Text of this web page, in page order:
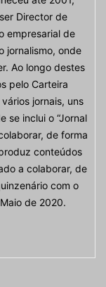
Director de
empresarial de
jornalismo, onde
Ao longo destes
pelo Carteira
jornais, uns
se inclui o “Jornal
de forma
conteúdos
a colaborar, de
com o
de 2020.